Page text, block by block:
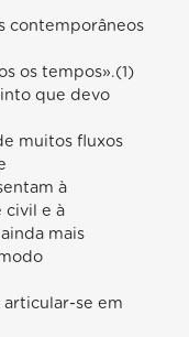
contemporâneos
os tempos».(1)
que devo
muitos fluxos
à
civil e à
mais
articular-se em